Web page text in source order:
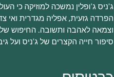
ג'ניס ג'ופלין נמשכה למוזיקה כי
הפרדה גזעית, אפליה מגדרית ואי
וצמאה לאהבה ותשובה. החיפוש שלה
סיפור חייה הקצרים של ג'ניס ועל